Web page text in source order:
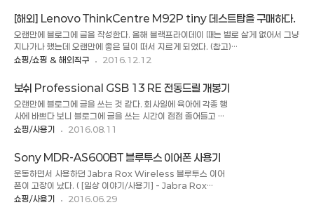
구성품은 샤오미 차량용 충전기 및 5pin usb 케이블인데, 케이
블은 포함이 되지 않고..
가 밝았다. (당연!) 그리고 AOC 2579 의 경우 플리커 프리를 지원하여 눈이 더 편
안하다는데 아직은 실감하지는 못하겠다. 일단 좋아진 점은 23인치에서 25인치로
화면이 커진 것이 체감이 된다는 것이다. ( 27인치는 좀 클까 해서 25인치를 구매했
는데 27인치를 구매해도 괜찮을 것 같다. ) 그리고 화면이 꺼졌을 때 베젤이 얇아 보
이지만 실제..
[해외] Lenovo ThinkCentre M92P tiny 데스트탑을 구매하다.
오랜만에 블로그에 글을 작성한다. 올해 블랙프라이데이 때는 별로 살게 없어서 그냥
지나가나 했는데 오랜만에 좋은 딜이 떠서 지르게 되었다. (참고)
www.woot.com 에서 Lenovo ThinkCentre M92p tiny Desktop 을
고 했더니 woot 에서는 즉시 취소가 아니라면 배송후 반품으로 해야 한다고 한다.
나는 배대지를 통해서 받을거라 반품은 못 할 꺼 같은데 ㅠㅠ. 아무튼 양품이 오기만
을 기다리면서 소개를 하려고 한다. Lenovo ThinkCentre M92p tiny 제품은
출시한지가 좀 된 제품이다. i5-3470T 아이비 브릿지 CPU 를 탑재하고 있으며 메
모리는 4GB 로 노트북용 DDR3 ..
쇼핑/쇼핑 & 해외직구 2016.12.12
보쉬 Professional GSB 13 RE 전동드릴 개봉기
오랜만에 블로그에 글을 쓰는 것 같다. 회사일에 육아에 각종 행
사에 바쁘다 보니 블로그에 글을 쓰는 시간이 점점 줄어들고 있
다. 이제 큰 행사도 거의 끝났고, 아가도 일찍 잠드니 오랜만에
Professional GSB 13 RE 유선 해머 드릴 이다. 지금 집에
이사온 이후에 벽에 못을 안 박고 4년을 버텼지만 아기 액자와
아기 칠판을 걸기 위해서 전동 드릴을 장만했다. 벽에 드릴로 구
멍을 내서 칼브럭을 박은 다음에 액자 및 칠판을 걸어 놓을 것이
다. 그래서 미뤄왔던 전동 드릴을 구매하게 되었다. 전동 드릴은
쇼핑/사용기 2016.08.11
Sony MDR-AS600BT 블루투스 이어폰 사용기
운동하면서 사용하던 Jabra Rox Wireless 블루투스 이어
폰이 고장이 났다. ( [일상 이야기/사용기] - Jabra Rox
Wireless 블루투스 이어폰 개봉기 ) 13만원이나 주고 구매한
쇼핑/사용기 2016.06.29